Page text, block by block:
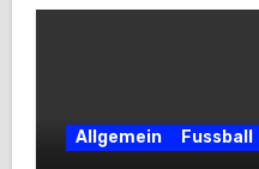
Allgemein Fussball